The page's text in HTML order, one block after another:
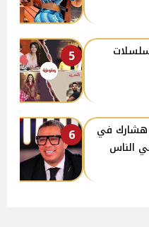
5
6
هشارك في
الناس